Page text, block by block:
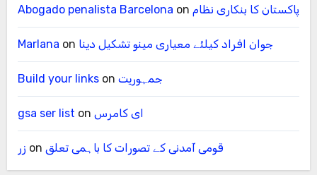
Abogado penalista Barcelona on پاکستان کا بنکاری نظام
Marlana on جوان افراد کیلئے معیاری مینو تشکیل دینا
Build your linkson جمہوریت
gsa ser list on ای کامرس
زر on قومی آمدنی کے تصورات کا باہمی تعلق